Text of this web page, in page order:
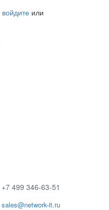
войдите или
+7 499 346-63-51
sales@network-it.ru